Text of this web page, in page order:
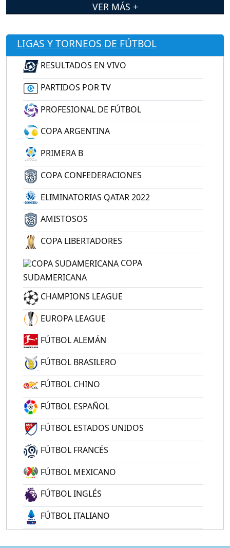
VER MÁS +
LIGAS Y TORNEOS DE FÚTBOL
RESULTADOS EN VIVO
PARTIDOS POR TV
PROFESIONAL DE FÚTBOL
COPA ARGENTINA
PRIMERA B
COPA CONFEDERACIONES
ELIMINATORIAS QATAR 2022
AMISTOSOS
COPA LIBERTADORES
COPA
SUDAMERICANA
CHAMPIONS LEAGUE
EUROPA LEAGUE
FÚTBOL ALEMÁN
FÚTBOL BRASILERO
FÚTBOL CHINO
FÚTBOL ESPAÑOL
FÚTBOL ESTADOS UNIDOS
FÚTBOL FRANCÉS
FÚTBOL MEXICANO
FÚTBOL INGLÉS
FÚTBOL ITALIANO